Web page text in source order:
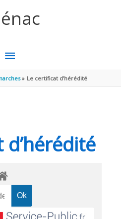
MENU
PRINCIPAL
Le certificat d’hérédité